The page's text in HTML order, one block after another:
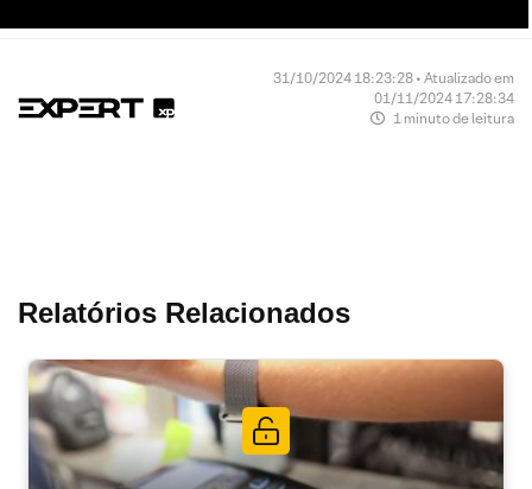
31/10/2024 18:23:28 • Atualizado em
01/11/2024 17:28:34
1 minuto de leitura
Relatórios Relacionados